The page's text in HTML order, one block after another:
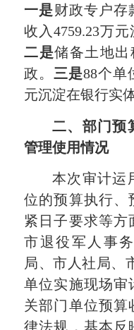
一是财政专户存
收入4759.23万
二是储备土地出
政。 三是88个单
元沉淀在银行实
二、部门预
管理使用情况
本次审计运
位的预算执行、
紧日子要求等
市退役军人事
局、市人社局、
单位实施现场审
关部门单位预算
律法规，基本反